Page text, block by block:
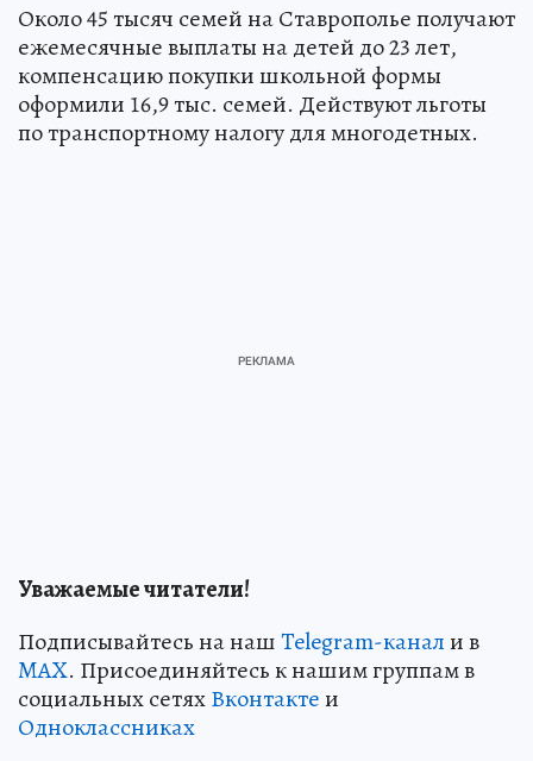
Около 45 тысяч семей на Ставрополье получают
ежемесячные выплаты на детей до 23 лет,
компенсацию покупки школьной формы
оформили 16,9 тыс. семей. Действуют льготы
по транспортному налогу для многодетных.
Уважаемые читатели!
Подписывайтесь на нашTelegram-канали в
MAX. Присоединяйтесь к нашим группам в
социальных сетяхВконтактеи
Одноклассниках